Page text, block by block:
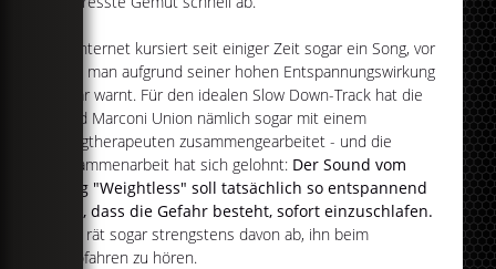
Im Internet kursiert seit einiger Zeit sogar ein Song, vor
dem man aufgrund seiner hohen Entspannungswirkung
sogar warnt. Für den idealen Slow Down-Track hat die
Band Marconi Union nämlich sogar mit einem
Klangtherapeuten zusammengearbeitet - und die
Zusammenarbeit hat sich gelohnt: Der Sound vom
Song "Weightless" soll tatsächlich so entspannend
sein, dass die Gefahr besteht, sofort einzuschlafen.
Man rät sogar strengstens davon ab, ihn beim
Autofahren zu hören.